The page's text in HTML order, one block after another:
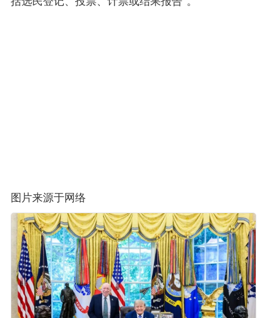
图片来源于网络